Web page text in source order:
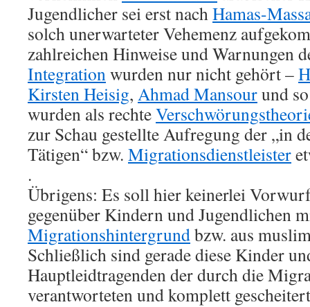
Jugendlicher sei erst nachHamas-
solch unerwarteter Vehemenz
zahlreichen Hinweise und Warnungen
Integrationwurden nur nicht gehört –
Kirsten Heisig, Ahmad Mansourund
wurden als rechte
zur Schau gestellte Aufregung der „in
Tätigen“ bzw. Migrationsdienstleister
.
Übrigens: Es soll hier keinerlei
gegenüber Kindern und Jugendlichen
Migrationshintergrundbzw. aus
Schließlich sind gerade diese Kinder
Hauptleidtragenden der durch die
verantworteten und komplett